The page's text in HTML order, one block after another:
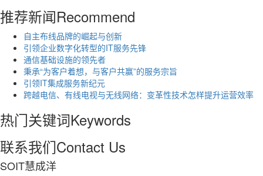
推荐新闻Recommend
自主布线品牌的崛起与创新
引领企业数字化转型的IT服务先锋
通信基础设施的领先者
秉承“为客户着想，与客户共赢”的服务宗旨
引领IT集成服务新纪元
跨越电信、有线电视与无线网络：变革性技术怎样提升运营效率
热门关键词Keywords
联系我们Contact Us
SOIT慧成洋